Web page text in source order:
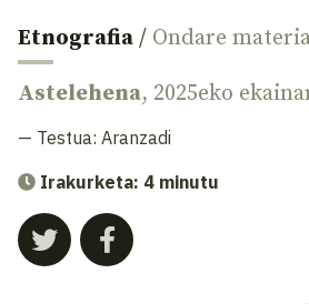
Etnografia / Ondare
Astelehena, 2025eko
— Testua: Aranzadi
Irakurketa: 4 minutu